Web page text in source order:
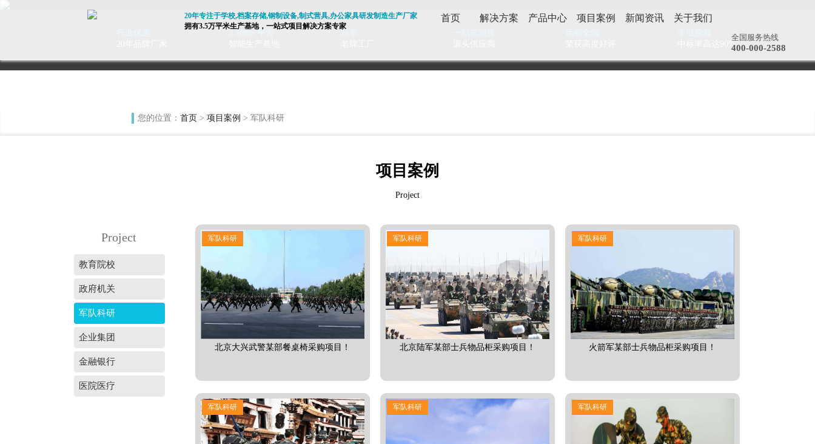
20年专注于学校,档案存储,钢制设备,制式营具,办公家具研发制造生产厂家
拥有3.5万平米生产基地，一站式项目解决方案专家
首页 解决方案 产品中心 项目案例 新闻资讯 关于我们
全国服务热线
400-000-2588
中标率高达90%
您的位置： 首页 > 项目案例 > 军队科研
项目案例
Project
Project
教育院校
政府机关
军队科研
企业集团
金融银行
医院医疗
军队科研
北京大兴武警某部餐桌椅采购项目！
军队科研
北京陆军某部士兵物品柜采购项目！
军队科研
火箭军某部士兵物品柜采购项目！
军队科研 军队科研 军队科研